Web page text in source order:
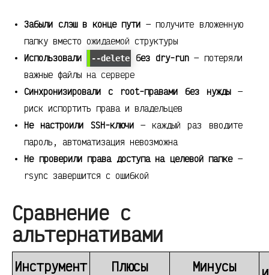
Забыли слэш в конце пути — получите вложенную
папку вместо ожидаемой структуры
Использовали
--delete без dry-run— потеряли
важные файлы на сервере
Синхронизировали с root-правами без нужды—
риск испортить права и владельцев
Не настроили SSH-ключи— каждый раз вводите
пароль, автоматизация невозможна
Не проверили права доступа на целевой папке—
rsync завершится с ошибкой
Сравнение с
альтернативами
Инструмент Плюсы Минусы